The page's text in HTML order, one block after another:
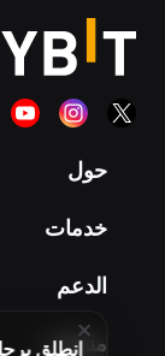
حول
خدمات
الدعم
منتجات
انطلِق